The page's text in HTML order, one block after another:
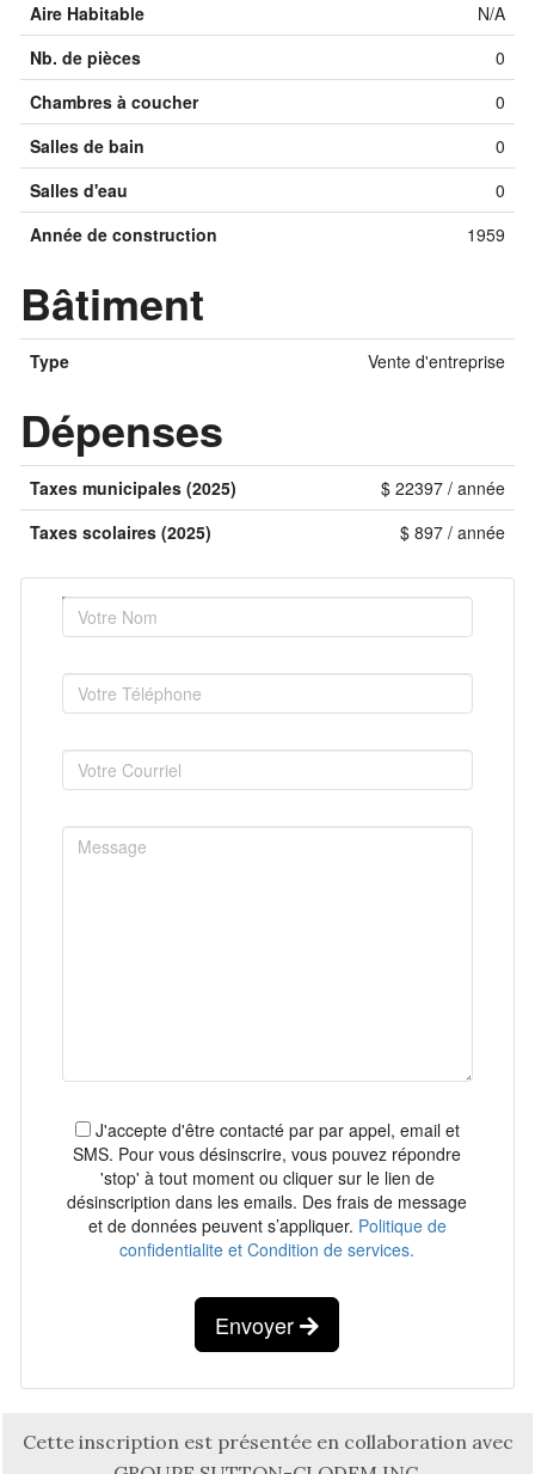
Aire Habitable
N/A
Nb. de pièces
0
Chambres à coucher
0
Salles de bain
0
Salles d'eau
0
Année de construction
1959
Bâtiment
Type Vente d'entreprise
Dépenses
Taxes municipales (2025)
$ 22397 / année
Taxes scolaires (2025)
$ 897 / année
J'accepte d'être contacté par par appel, email et
SMS. Pour vous désinscrire, vous pouvez répondre
'stop' à tout moment ou cliquer sur le lien de
désinscription dans les emails. Des frais de message
et de données peuvent s’appliquer. Politique de
confidentialite et Condition de services.
Envoyer
Cette inscription est présentée en collaboration avec